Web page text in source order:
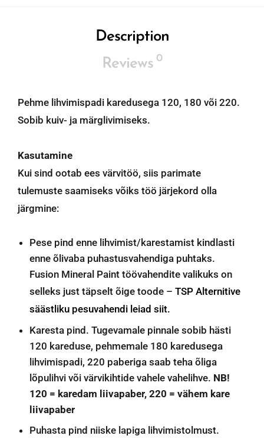
Description
Reviews 0
Pehme lihvimispadi karedusega 120, 180 või 220.
Sobib kuiv- ja märglivimiseks.
Kasutamine
Kui sind ootab ees värvitöö, siis parimate
tulemuste saamiseks võiks töö järjekord olla
järgmine:
Pese pind enne lihvimist/karestamist kindlasti
enne õlivaba puhastusvahendiga puhtaks.
Fusion Mineral Paint töövahendite valikuks on
selleks just täpselt õige toode – TSP Alternitive
säästliku pesuvahendi leiad siit.
Karesta pind. Tugevamale pinnale sobib hästi
120 kareduse, pehmemale 180 karedusega
lihvimispadi, 220 paberiga saab teha õliga
lõpulihvi või värvikihtide vahele vahelihve. NB!
120 = karedam liivapaber, 220 = vähem kare
liivapaber
Puhasta pind niiske lapiga lihvimistolmust.